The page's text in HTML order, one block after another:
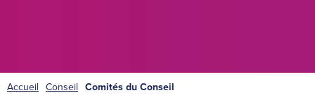
Accueil Conseil Comités du Conseil